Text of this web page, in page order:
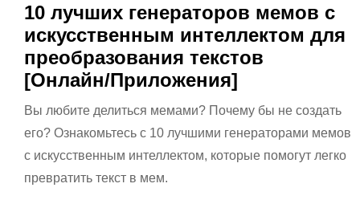
10 лучших генераторов мемов с
искусственным интеллектом для
преобразования текстов
[Онлайн/Приложения]
Вы любите делиться мемами? Почему бы не создать
его? Ознакомьтесь с 10 лучшими генераторами мемов
с искусственным интеллектом, которые помогут легко
превратить текст в мем.